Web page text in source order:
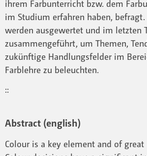
ihrem Farbunterricht bzw. dem
im Studium erfahren haben, befragt.
werden ausgewertet und im letzten
zusammengeführt, um Themen,
zukünftige Handlungsfelder im
Farblehre zu beleuchten.
::
Abstract (english)
Colour is a key element and of